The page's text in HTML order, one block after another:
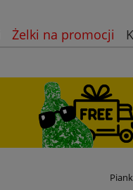
Żelki na promocji